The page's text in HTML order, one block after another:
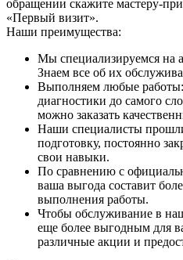
обращении скажите мастеру-
«Первый визит».
Наши преимущества:
Мы специализируемся на
Знаем все об их
Выполняем любые работы:
диагностики до самого
можно заказать
Наши специалисты
подготовку, постоянно
свои навыки.
По сравнению с
ваша выгода составит
выполнения работы.
Чтобы обслуживание в
еще более выгодным для
различные акции и